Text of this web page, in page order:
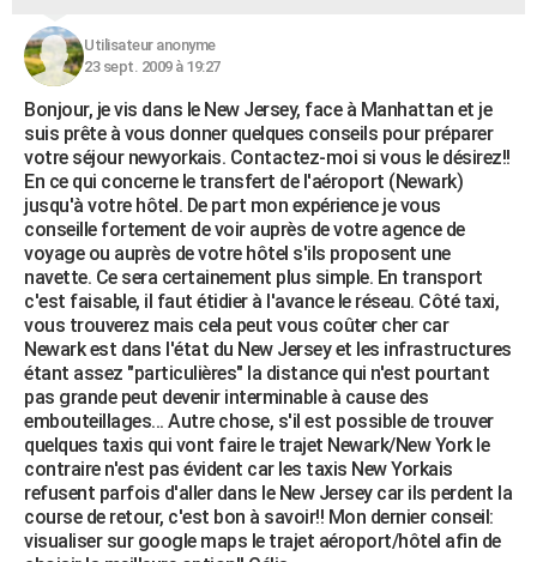
COPAINS D'AVANT
S'inscrire
Se connecter
Lycées
Collèges
Primaires
Universités
Entreprises
Service militaire
Avis de recherche
AVIS DE DÉCÈS
FORUM
Bricolage
Lifestyle
Culture
Sport
Auto
Television
Voyage
Cinema
Utilisateur anonyme
23 sept. 2009 à 19:27
Bonjour, je vis dans le New Jersey, face à Manhattan et je
suis prête à vous donner quelques conseils pour préparer
votre séjour newyorkais. Contactez-moi si vous le désirez!!
En ce qui concerne le transfert de l'aéroport (Newark)
jusqu'à votre hôtel. De part mon expérience je vous
conseille fortement de voir auprès de votre agence de
voyage ou auprès de votre hôtel s'ils proposent une
navette. Ce sera certainement plus simple. En transport
c'est faisable, il faut étidier à l'avance le réseau. Côté taxi,
vous trouverez mais cela peut vous coûter cher car
Newark est dans l'état du New Jersey et les infrastructures
étant assez "particulières" la distance qui n'est pourtant
pas grande peut devenir interminable à cause des
embouteillages... Autre chose, s'il est possible de trouver
quelques taxis qui vont faire le trajet Newark/New York le
contraire n'est pas évident car les taxis New Yorkais
refusent parfois d'aller dans le New Jersey car ils perdent la
course de retour, c'est bon à savoir!! Mon dernier conseil:
visualiser sur google maps le trajet aéroport/hôtel afin de